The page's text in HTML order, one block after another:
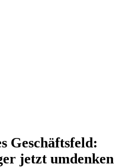
Geschäftsfeld:
jetzt umdenken